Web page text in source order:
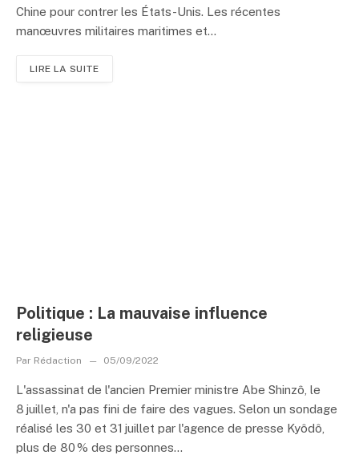
Chine pour contrer les États-Unis. Les récentes
manœuvres militaires maritimes et...
LIRE LA SUITE
Politique : La mauvaise influence
religieuse
Par Rédaction 05/09/2022
L'assassinat de l'ancien Premier ministre Abe Shinzô, le
8 juillet, n'a pas fini de faire des vagues. Selon un sondage
réalisé les 30 et 31 juillet par l'agence de presse Kyôdô,
plus de 80 % des personnes...